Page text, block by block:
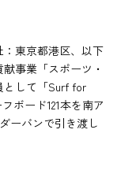
東京都港区、以下
事業「スポーツ・
として「Surf for
ボード121本を南ア
ーバンで引き渡し